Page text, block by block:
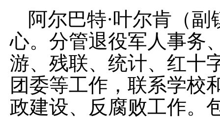
阿尔巴特·叶尔肯（副
心。分管退役军人事务
游、 残联、统计、红十
团委等工作， 联系学校
政建设、反腐败工作。